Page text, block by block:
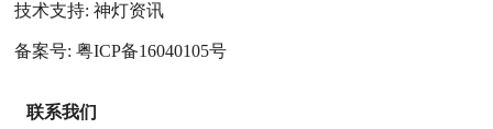
技术支持: 神灯资讯
备案号: 粤ICP备16040105号
联系我们